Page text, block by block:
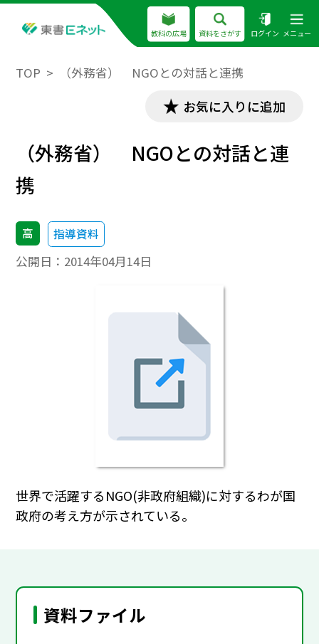
教科の広場 資料をさがす ログイン メニュー
TOP （外務省） NGOとの対話と連携
お気に入りに追加
（外務省） NGOとの対話と連
携
高 指導資料
公開日： 2014年04月14日
世界で活躍するNGO(非政府組織)に対するわが国
政府の考え方が示されている。
資料ファイル